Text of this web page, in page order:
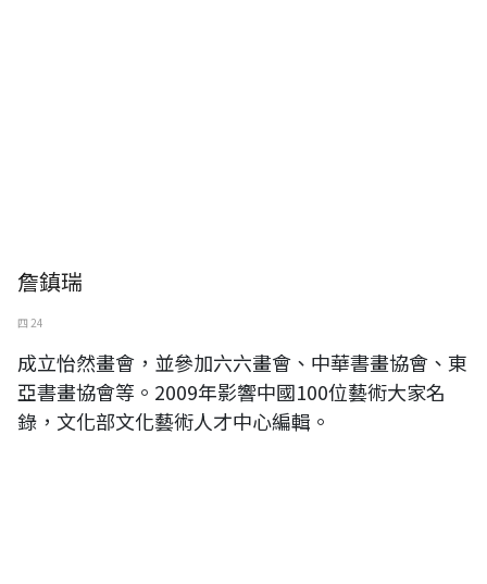
詹鎮瑞
四 24
成立怡然畫會，並參加六六畫會、中華書畫協會、東
亞書畫協會等。2009年影響中國100位藝術大家名
錄，文化部文化藝術人才中心編輯。